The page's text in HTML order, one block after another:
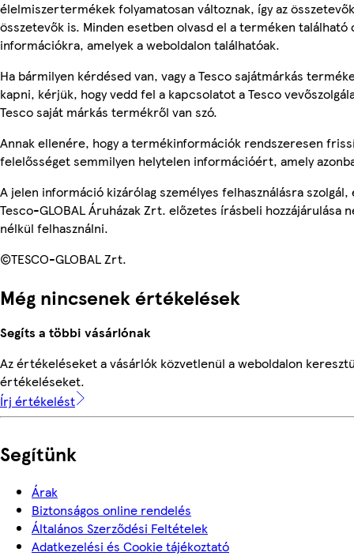
élelmiszertermékek folyamatosan változnak, így az
összetevők is. Minden esetben olvasd el a terméken található
információkra, amelyek a weboldalon találhatóak.
Ha bármilyen kérdésed van, vagy a Tesco sajátmárkás
kapni, kérjük, hogy vedd fel a kapcsolatot a Tesco
Tesco saját márkás termékről van szó.
Annak ellenére, hogy a termékinformációk rendszeresen
felelősséget semmilyen helytelen információért, amely
A jelen információ kizárólag személyes felhasználásra
Tesco-GLOBAL Áruházak Zrt. előzetes írásbeli hozzájárulása
nélkül felhasználni.
©TESCO-GLOBAL Zrt.
Még nincsenek értékelések
Segíts a többi vásárlónak
Az értékeléseket a vásárlók közvetlenül a weboldalon
értékeléseket.
Írj értékelést
Segítünk
Árak
Biztonságos online rendelés
Általános Szerződési Feltételek
Adatkezelési és Cookie tájékoztató